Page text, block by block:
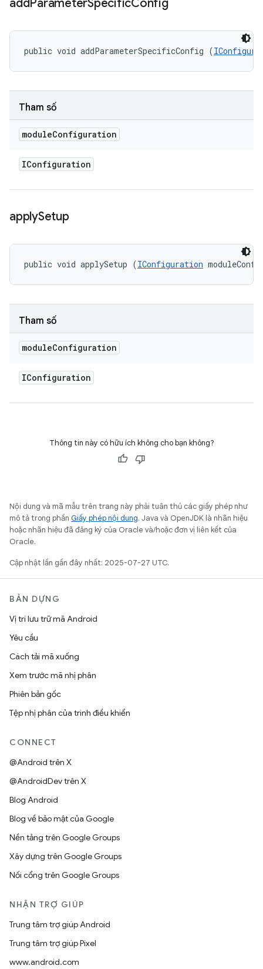
addParameterSpecificConfig
public void addParameterSpecificConfig (
Tham số
moduleConfiguration
IConfiguration
applySetup
public void applySetup (IConfiguration
Tham số
moduleConfiguration
IConfiguration
Thông tin này có hữu ích không cho bạn không?
Nội dung và mã mẫu trên trang này phải tuân thủ các giấy phép như
mô tả trong phần Giấy phép nội dung. Java và OpenJDK là nhãn hiệu
hoặc nhãn hiệu đã đăng ký của Oracle và/hoặc đơn vị liên kết của
Oracle.
Cập nhật lần gần đây nhất: 2025-07-27 UTC.
BẢN DỰNG
Vị trí lưu trữ mã Android
Yêu cầu
Cách tải mã xuống
Xem trước mã nhị phân
Phiên bản gốc
Tệp nhị phân của trình điều khiển
CONNECT
@Android trên X
@AndroidDev trên X
Blog Android
Blog về bảo mật của Google
Nền tảng trên Google Groups
Xây dựng trên Google Groups
Nối cổng trên Google Groups
NHẬN TRỢ GIÚP
Trung tâm trợ giúp Android
Trung tâm trợ giúp Pixel
www.android.com